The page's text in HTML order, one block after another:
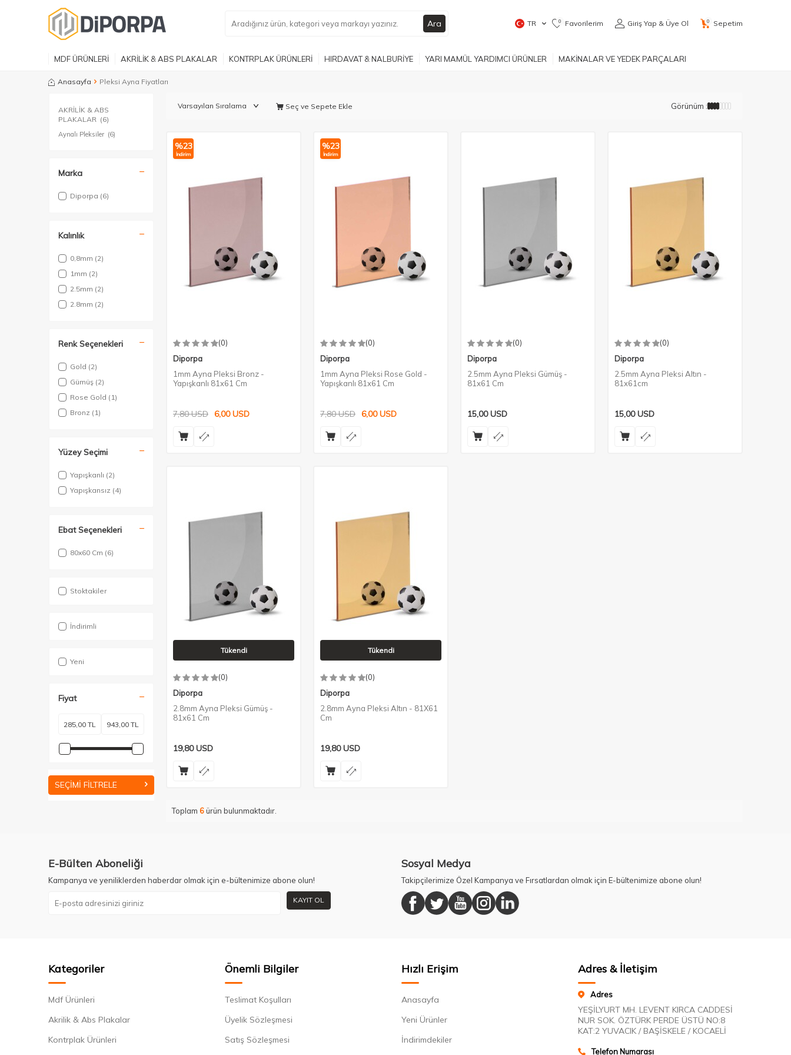
Ara TR 0 Favorilerim Giriş Yap & Üye Ol 0 Sepetim
MDF ÜRÜNLERİ AKRİLİK & ABS PLAKALAR KONTRPLAK ÜRÜNLERİ HIRDAVAT & NALBURİYE YARI MAMÜL YARDIMCI ÜRÜNLER MAKİNALAR VE YEDEK PARÇALARI
Anasayfa Pleksi Ayna Fiyatları
AKRİLİK & ABS
PLAKALAR (6)
Aynalı Pleksiler (6)
Marka
Diporpa (6)
Kalınlık
0,8mm (2)
1mm (2)
2.5mm (2)
2.8mm (2)
Renk Seçenekleri
Gold (2)
Gümüş (2)
Rose Gold (1)
Bronz (1)
Yüzey Seçimi
Yapışkanlı (2)
Yapışkansız (4)
Ebat Seçenekleri
80x60 Cm (6)
Stoktakiler
İndirimli
Yeni
Fiyat
SEÇIMI FILTRELE
Seç ve Sepete Ekle Görünüm :
%23
İndirim
(0)
Diporpa
1mm Ayna Pleksi Bronz -
Yapışkanlı 81x61 Cm
7,80USD 6,00USD
%23
İndirim
(0)
Diporpa
1mm Ayna Pleksi Rose Gold -
Yapışkanlı 81x61 Cm
7,80USD 6,00USD
(0)
Diporpa
2.5mm Ayna Pleksi Gümüş -
81x61 Cm
15,00USD
(0)
Diporpa
2.5mm Ayna Pleksi Altın -
81x61cm
15,00USD
Tükendi
(0)
Diporpa
2.8mm Ayna Pleksi Gümüş -
81x61 Cm
19,80USD
Tükendi
(0)
Diporpa
2.8mm Ayna Pleksi Altın - 81X61
Cm
19,80USD
Toplam 6ürün bulunmaktadır.
E-Bülten Aboneliği
Kampanya ve yeniliklerden haberdar olmak için e-bültenimize abone olun!
KAYIT OL
Sosyal Medya
Takipçilerimize Özel Kampanya ve Fırsatlardan olmak için E-bültenimize abone olun!
Kategoriler
Mdf Ürünleri
Akrilik & Abs Plakalar
Kontrplak Ürünleri
Önemli Bilgiler
Teslimat Koşulları
Üyelik Sözleşmesi
Satış Sözleşmesi
Hızlı Erişim
Anasayfa
Yeni Ürünler
İndirimdekiler
Adres & İletişim
Adres
YEŞİLYURT MH. LEVENT KIRCA CADDESİ
NUR SOK. ÖZTÜRK PERDE ÜSTÜ NO:8
KAT:2 YUVACIK / BAŞİSKELE / KOCAELİ
Telefon Numarası